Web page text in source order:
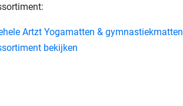
Artzt Yogamatten & gymnastiekmatten
bekijken